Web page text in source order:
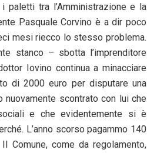
paletti tra l’Amministrazione e la
Pasquale Corvino è a dir poco
mesi riecco lo stesso problema.
stanco – sbotta l’imprenditore
Iovino continua a minacciare
di 2000 euro per disputare una
scontrato con lui che
e che evidentemente si è
L’anno scorso pagammo 140
come da regolamento,